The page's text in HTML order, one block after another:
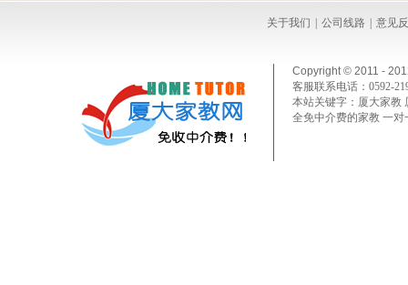
关于我们 公司线路 意见
Copyright © 2011 -
客服联系电话： 0592-
本站关键字： 厦大家教
全免中介费的家教 一